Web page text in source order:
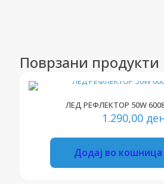
Поврзани продукти
ЛЕД РЕФЛЕКТОР 50W
1.290,00
Додај во кошница